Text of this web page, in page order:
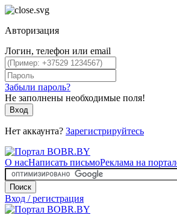
Авторизация
Логин, телефон или email
Забыли пароль?
Не заполнены необходимые поля!
Вход
Нет аккаунта? Зарегистрируйтесь
О насНаписать письмоРеклама на
Поиск
Вход / регистрация